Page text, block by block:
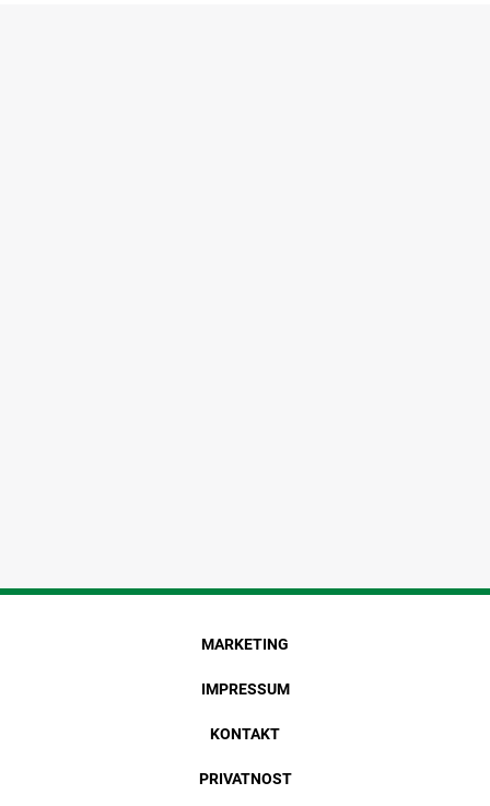
MARKETING
IMPRESSUM
KONTAKT
PRIVATNOST